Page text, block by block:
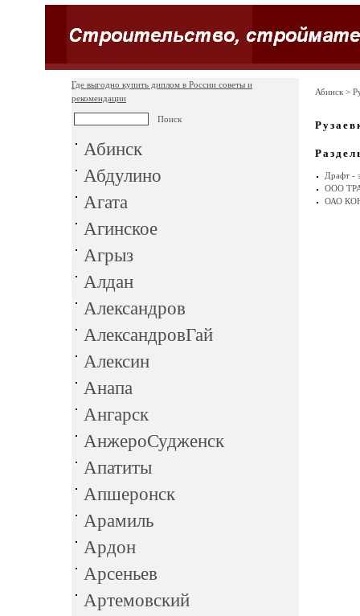
Где выгодно купить диплом в России советы и
рекомендации
Абинск
Абдулино
Агата
Агинское
Агрыз
Алдан
Александров
АлександровГай
Алексин
Анапа
Ангарск
АнжероСудженск
Апатиты
Апшеронск
Арамиль
Ардон
Арсеньев
Артемовский
Абинск >
Драфт -
ООО
ОАО